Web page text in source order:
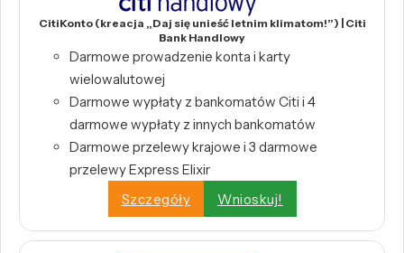
CitiKonto (kreacja „Daj się unieść letnim klimatom!”) | Citi
Bank Handlowy
Darmowe prowadzenie konta i karty
wielowalutowej
Darmowe wypłaty z bankomatów Citi i 4
darmowe wypłaty z innych bankomatów
Darmowe przelewy krajowe i 3 darmowe
przelewy Express Elixir
Szczegóły
Wnioskuj!